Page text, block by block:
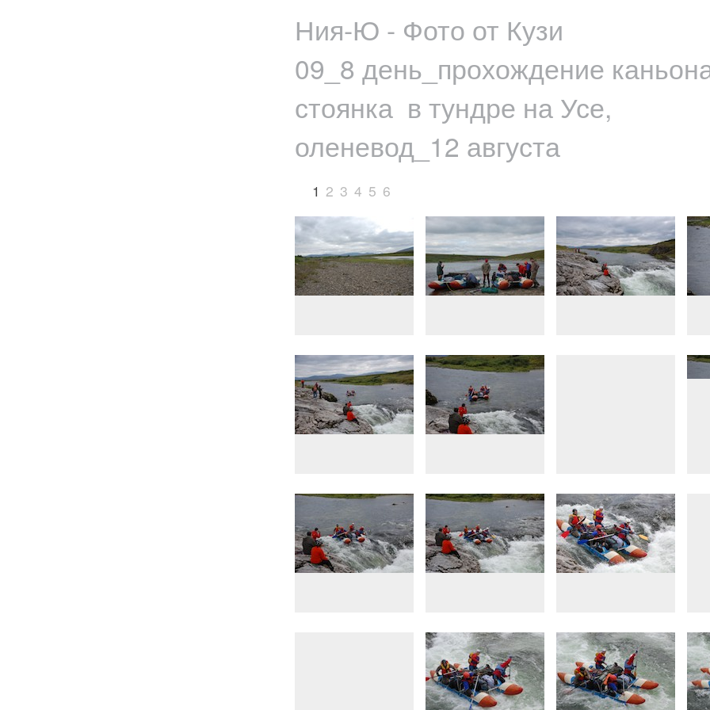
Ния-Ю - Фото от Кузи
09_8 день_прохождение
стоянка в тундре на Усе,
оленевод_12 августа
1 2 3 4 5 6